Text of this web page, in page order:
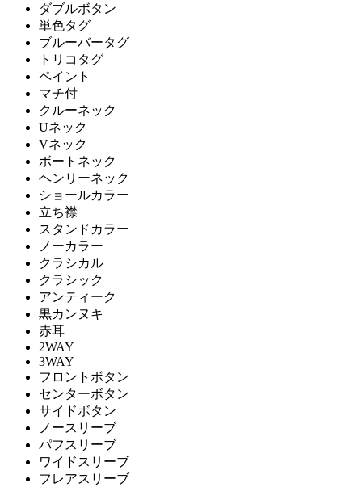
ダブルボタン
単色タグ
ブルーバータグ
トリコタグ
ペイント
マチ付
クルーネック
Uネック
Vネック
ボートネック
ヘンリーネック
ショールカラー
立ち襟
スタンドカラー
ノーカラー
クラシカル
クラシック
アンティーク
黒カンヌキ
赤耳
2WAY
3WAY
フロントボタン
センターボタン
サイドボタン
ノースリーブ
パフスリーブ
ワイドスリーブ
フレアスリーブ